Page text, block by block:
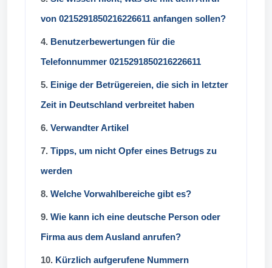
von 0215291850216226611 anfangen sollen?
4. Benutzerbewertungen für die
Telefonnummer 0215291850216226611
5. Einige der Betrügereien, die sich in letzter
Zeit in Deutschland verbreitet haben
6. Verwandter Artikel
7. Tipps, um nicht Opfer eines Betrugs zu
werden
8. Welche Vorwahlbereiche gibt es?
9. Wie kann ich eine deutsche Person oder
Firma aus dem Ausland anrufen?
10. Kürzlich aufgerufene Nummern